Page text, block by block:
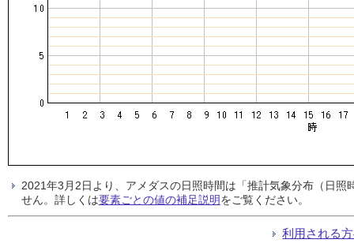
2021年3月2日より、アメダスの日照時間は「推計気象分布（日
せん。詳しくは要素ごとの値の補足説明をご覧ください。
利用される